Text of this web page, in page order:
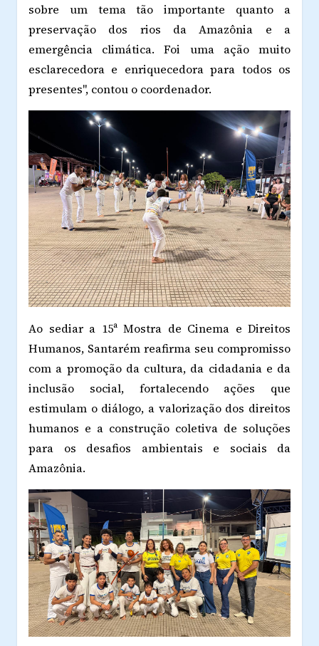
sobre um tema tão importante quanto a
preservação dos rios da Amazônia e a
emergência climática. Foi uma ação muito
esclarecedora e enriquecedora para todos os
presentes", contou o coordenador.
Ao sediar a 15ª Mostra de Cinema e Direitos
Humanos, Santarém reafirma seu compromisso
com a promoção da cultura, da cidadania e da
inclusão social, fortalecendo ações que
estimulam o diálogo, a valorização dos direitos
humanos e a construção coletiva de soluções
para os desafios ambientais e sociais da
Amazônia.